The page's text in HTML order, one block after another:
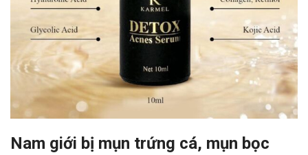
Nam giới bị mụn trứng cá, mụn bọc